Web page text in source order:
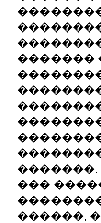
�������
�������.
���
������,